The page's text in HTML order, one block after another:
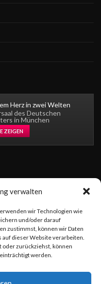
verwalten
wir Technologien wie
und/oder darauf
zustimmst, können wir Daten
auf dieser Website verarbeiten.
zurückziehst, können
werden.
Herz in zwei Welten
des Deutschen
in München
ZEIGEN
und das Musikvideo
an den Frieden, das